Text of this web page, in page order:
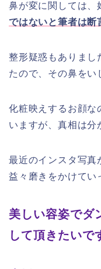
鼻が変に関しては、
ではないと筆者は断
整形疑惑もありまし
たので、その鼻をい
化粧映えするお顔な
いますが、真相は分
最近のインスタ写真
益々磨きをかけてい
美しい容姿でダ
して頂きたいで